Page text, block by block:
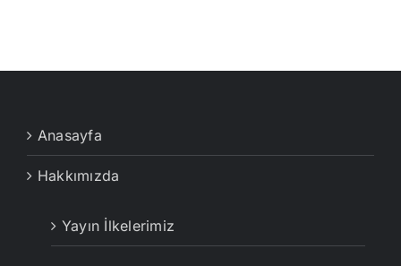
Anasayfa
Hakkımızda
Yayın İlkelerimiz